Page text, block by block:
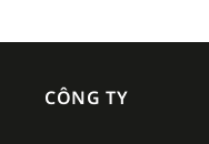
CÔNG TY